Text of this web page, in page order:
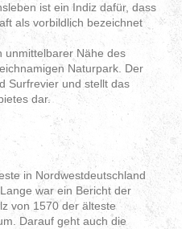
ist ein Indiz dafür, dass
als vorbildlich bezeichnet
unmittelbarer Nähe des
Naturpark. Der
Surfrevier und stellt das
dar.
in Nordwestdeutschland
war ein Bericht der
von 1570 der älteste
Darauf geht auch die